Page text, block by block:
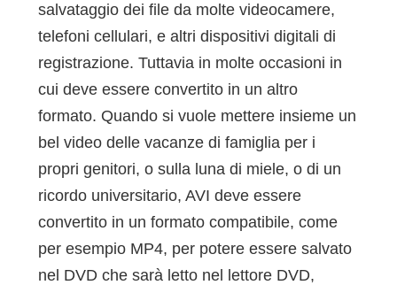
salvataggio dei file da molte videocamere,
telefoni cellulari, e altri dispositivi digitali di
registrazione. Tuttavia in molte occasioni in
cui deve essere convertito in un altro
formato. Quando si vuole mettere insieme un
bel video delle vacanze di famiglia per i
propri genitori, o sulla luna di miele, o di un
ricordo universitario, AVI deve essere
convertito in un formato compatibile, come
per esempio MP4, per potere essere salvato
nel DVD che sarà letto nel lettore DVD,